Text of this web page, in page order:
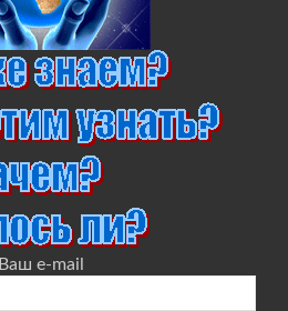
Ваш e-mail